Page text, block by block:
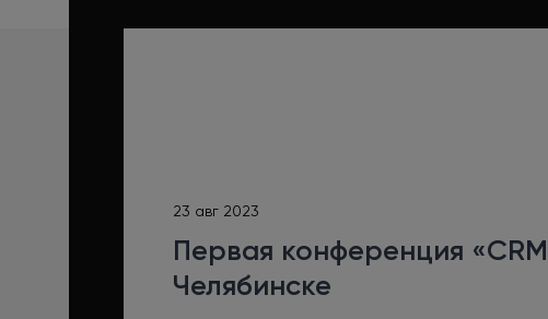
23 авг 2023
Первая конференция
Челябинске